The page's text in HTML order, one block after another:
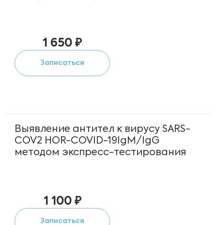
1 650 ₽
Записаться
Выявление антител к вирусу SARS-
COV2 HOR-COVID-19IgM/IgG
методом экспресс-тестирования
1 100 ₽
Записаться